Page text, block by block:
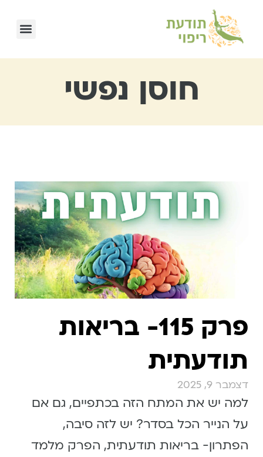
חוסן נפשי
פרק 115- בריאות
תודעתית
דצמבר 9, 2025
למה יש את המתח הזה בכתפיים, גם אם
על הנייר הכל בסדר? יש לזה סיבה,
הפתרון- בריאות תודעתית, הפרק מלמד